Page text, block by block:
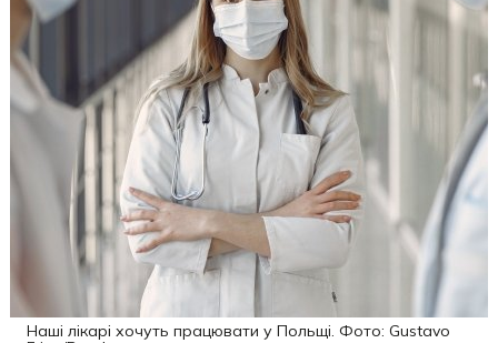
Наші лікарі хочуть працювати у Польщі. Фото: Gustavo